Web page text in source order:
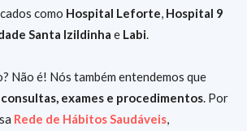
como Hospital Leforte, Hospital 9
Santa Izildinha e Labi.
Não é! Nós também entendemos que
exames e procedimentos. Por
Rede de Hábitos Saudáveis,